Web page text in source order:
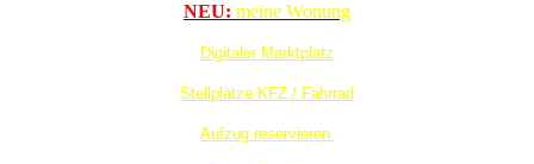
NEU: meine Wonung
Digitaler Marktplatz
Stellplätze KFZ / Fahrrad
Aufzug reservieren